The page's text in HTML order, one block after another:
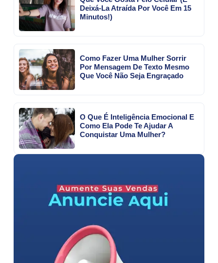
Deixá-La Atraída Por Você Em 15
Minutos!)
Como Fazer Uma Mulher Sorrir
Por Mensagem De Texto Mesmo
Que Você Não Seja Engraçado
O Que É Inteligência Emocional E
Como Ela Pode Te Ajudar A
Conquistar Uma Mulher?